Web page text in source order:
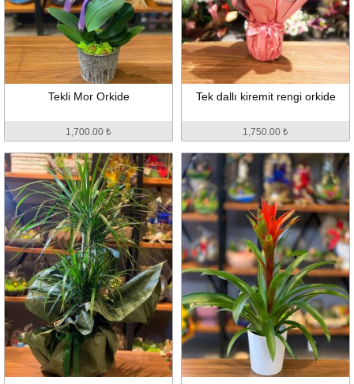
Tekli Mor Orkide
1,700.00 ₺
Tek dallı kiremit rengi orkide
1,750.00 ₺